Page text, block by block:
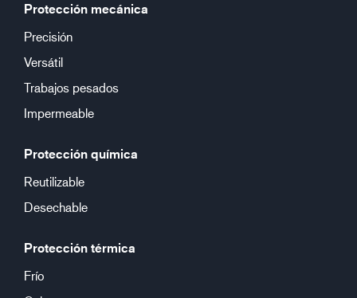
Protección mecánica
Precisión
Versátil
Trabajos pesados
Impermeable
Protección química
Reutilizable
Desechable
Protección térmica
Frío